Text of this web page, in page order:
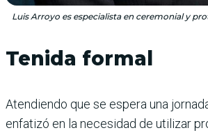
Luis Arroyo es especialista en ceremonial y
Tenida formal
Atendiendo que se espera una
enfatizó en la necesidad de utilizar